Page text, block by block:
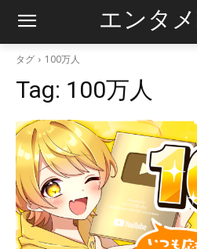
エンタ
タグ 100万人
Tag: 100万人